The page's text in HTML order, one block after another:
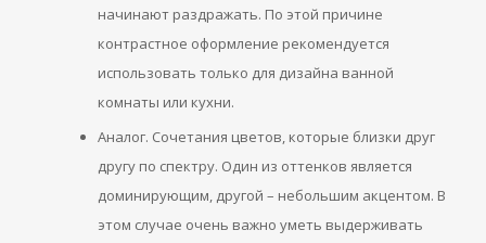
начинают раздражать. По этой причине
контрастное оформление рекомендуется
использовать только для дизайна ванной
комнаты или кухни.
Аналог. Сочетания цветов, которые близки друг
другу по спектру. Один из оттенков является
доминирующим, другой – небольшим акцентом. В
этом случае очень важно уметь выдерживать